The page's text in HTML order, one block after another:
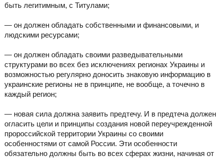
быть легитимным, с Титулами;
— он должен обладать собственными и финансовыми, и
людскими ресурсами;
— он должен обладать своими разведывательными
структурами во всех без исключениях регионах Украины и
возможностью регулярно доносить знаковую информацию в
украинские регионы не в принципе, не вообще, а точечно в
каждый регион;
— новая сила должна заявить предтечу. И в предтеча должен
огласить цели и принципы создания новой переучрежденной
пророссийской территории Украины со своими
особенностями от самой России. Эти особенности
обязательно должны быть во всех сферах жизни, начиная от